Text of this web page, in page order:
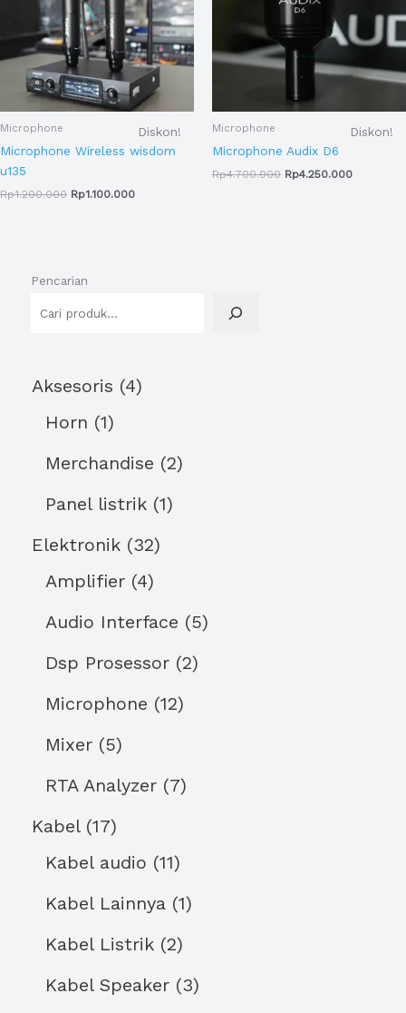
Pencarian
Aksesoris
4
Horn
1
Merchandise
2
Panel listrik 1
Elektronik
32
Amplifier 4
Audio Interface
5
Dsp Prosessor 2
Microphone
12
Mixer
5
RTA Analyzer
7
Kabel 17
Kabel audio
11
Kabel Lainnya 1
Kabel Listrik 2
Kabel Speaker
3
Diskon!
Microphone
Microphone Wireless wisdom
u135
Rp1.200.000 Rp1.100.000
Diskon!
Microphone
Microphone Audix D6
Rp4.700.000 Rp4.250.000